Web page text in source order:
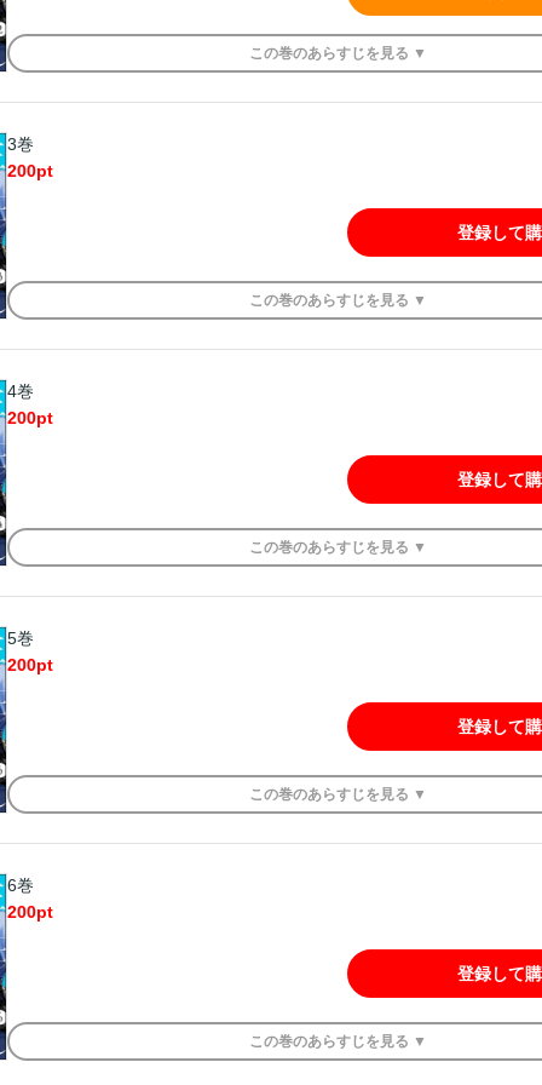
この巻のあらすじを 見る ▼
3巻
200pt
登録して
この巻のあらすじを 見る ▼
4巻
200pt
登録して
この巻のあらすじを 見る ▼
5巻
200pt
登録して
この巻のあらすじを 見る ▼
6巻
200pt
登録して
この巻のあらすじを 見る ▼